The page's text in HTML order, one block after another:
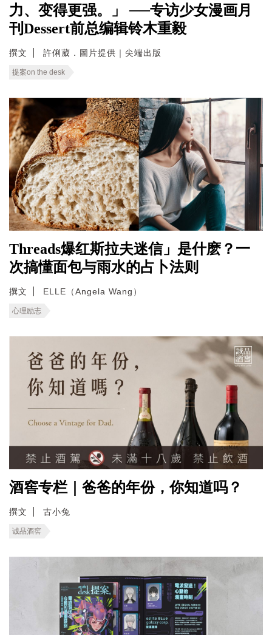
力、变得更强。」 ──专访少女漫画月
刊Dessert前总编辑铃木重毅
撰文 許俐葳．圖片提供｜尖端出版
提案on the desk
Threads爆红斯拉夫迷信」是什麽？一
次搞懂面包与雨水的占卜法则
撰文 ELLE（Angela Wang）
心理励志
酒窖专栏｜爸爸的年份，你知道吗？
撰文 古小兔
诚品酒窖